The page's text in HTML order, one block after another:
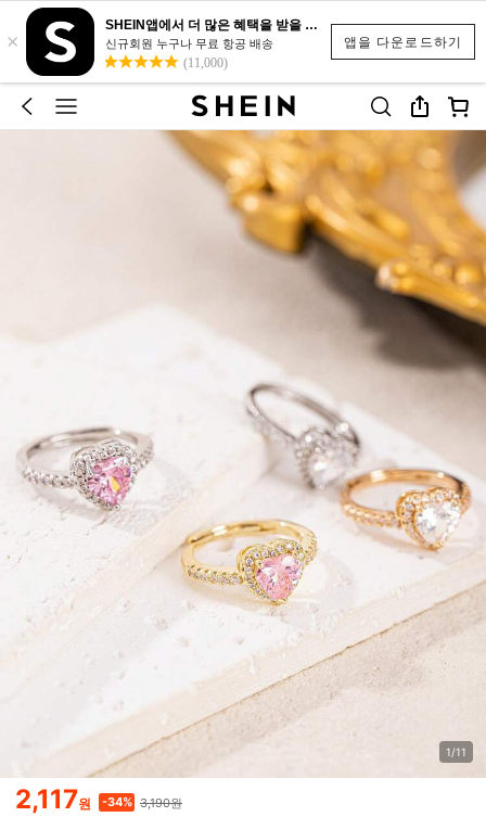
앱을 다운로드하기
×
SHEIN앱에서 더 많은 혜택을 받을 수 있어요.
신규회원 누구나 무료 항공 배송
(11,000)
1/11
2,117원 -34% 3,190원